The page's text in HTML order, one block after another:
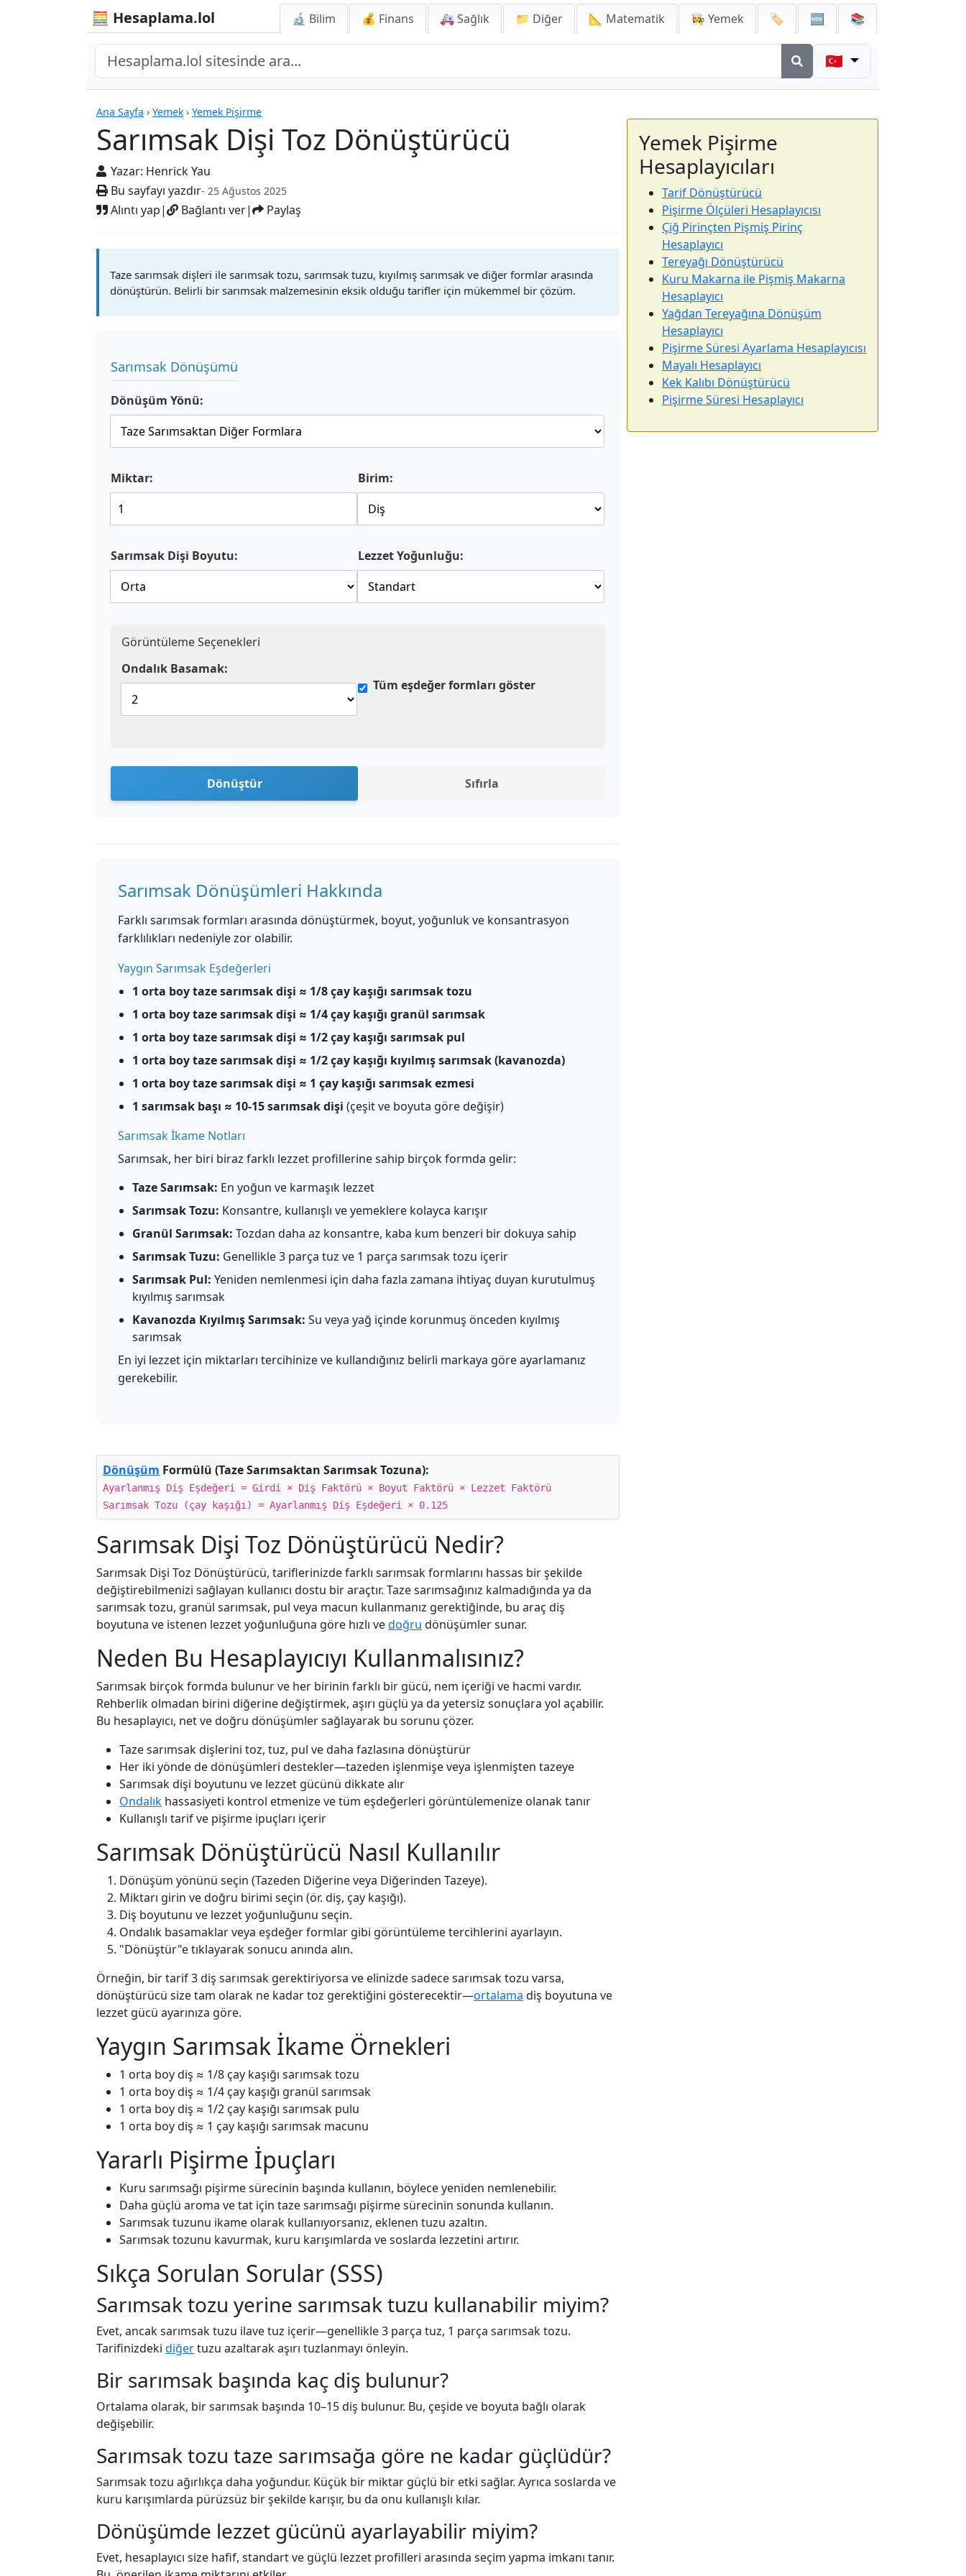
🧮 Hesaplama.lol 🔬 Bilim 💰 Finans 🚑 Sağlık 📁 Diğer 📐 Matematik 👩‍🍳 Yemek 🏷️ 🆕 📚
🇹🇷
Ana Sayfa › Yemek › Yemek Pişirme
Sarımsak Dişi Toz Dönüştürücü
Yazar: Henrick Yau
Bu sayfayı yazdır- 25 Ağustos 2025
Alıntı yap| Bağlantı ver| Paylaş
Hesap Makineleri
Taze sarımsak dişleri ile sarımsak tozu, sarımsak tuzu, kıyılmış sarımsak ve diğer formlar arasında
dönüştürün. Belirli bir sarımsak malzemesinin eksik olduğu tarifler için mükemmel bir çözüm.
Sarımsak Dönüşümü
Dönüşüm Yönü:
Miktar: Birim:
Sarımsak Dişi Boyutu: Lezzet Yoğunluğu:
Görüntüleme Seçenekleri
Ondalık Basamak:
Tüm eşdeğer formları göster
Dönüştür Sıfırla
Sarımsak Dönüşümleri Hakkında
Farklı sarımsak formları arasında dönüştürmek, boyut, yoğunluk ve konsantrasyon
farklılıkları nedeniyle zor olabilir.
Yaygın Sarımsak Eşdeğerleri
1 orta boy taze sarımsak dişi ≈ 1/8 çay kaşığı sarımsak tozu
1 orta boy taze sarımsak dişi ≈ 1/4 çay kaşığı granül sarımsak
1 orta boy taze sarımsak dişi ≈ 1/2 çay kaşığı sarımsak pul
1 orta boy taze sarımsak dişi ≈ 1/2 çay kaşığı kıyılmış sarımsak (kavanozda)
1 orta boy taze sarımsak dişi ≈ 1 çay kaşığı sarımsak ezmesi
1 sarımsak başı ≈ 10-15 sarımsak dişi (çeşit ve boyuta göre değişir)
Sarımsak İkame Notları
Sarımsak, her biri biraz farklı lezzet profillerine sahip birçok formda gelir:
Taze Sarımsak: En yoğun ve karmaşık lezzet
Sarımsak Tozu: Konsantre, kullanışlı ve yemeklere kolayca karışır
Granül Sarımsak: Tozdan daha az konsantre, kaba kum benzeri bir dokuya sahip
Sarımsak Tuzu: Genellikle 3 parça tuz ve 1 parça sarımsak tozu içerir
Sarımsak Pul: Yeniden nemlenmesi için daha fazla zamana ihtiyaç duyan kurutulmuş
kıyılmış sarımsak
Kavanozda Kıyılmış Sarımsak: Su veya yağ içinde korunmuş önceden kıyılmış
sarımsak
En iyi lezzet için miktarları tercihinize ve kullandığınız belirli markaya göre ayarlamanız
gerekebilir.
Dönüşüm Formülü (Taze Sarımsaktan Sarımsak Tozuna):
Ayarlanmış Diş Eşdeğeri = Girdi × Diş Faktörü × Boyut Faktörü × Lezzet Faktörü
Sarımsak Tozu (çay kaşığı) = Ayarlanmış Diş Eşdeğeri × 0.125
Sarımsak Dişi Toz Dönüştürücü Nedir?
Sarımsak Dişi Toz Dönüştürücü, tariflerinizde farklı sarımsak formlarını hassas bir şekilde
değiştirebilmenizi sağlayan kullanıcı dostu bir araçtır. Taze sarımsağınız kalmadığında ya da
sarımsak tozu, granül sarımsak, pul veya macun kullanmanız gerektiğinde, bu araç diş
boyutuna ve istenen lezzet yoğunluğuna göre hızlı vedoğru dönüşümler sunar.
Neden Bu Hesaplayıcıyı Kullanmalısınız?
Sarımsak birçok formda bulunur ve her birinin farklı bir gücü, nem içeriği ve hacmi vardır.
Rehberlik olmadan birini diğerine değiştirmek, aşırı güçlü ya da yetersiz sonuçlara yol açabilir.
Bu hesaplayıcı, net ve doğru dönüşümler sağlayarak bu sorunu çözer.
Taze sarımsak dişlerini toz, tuz, pul ve daha fazlasına dönüştürür
Her iki yönde de dönüşümleri destekler—tazeden işlenmişe veya işlenmişten tazeye
Sarımsak dişi boyutunu ve lezzet gücünü dikkate alır
Ondalık hassasiyeti kontrol etmenize ve tüm eşdeğerleri görüntülemenize olanak tanır
Kullanışlı tarif ve pişirme ipuçları içerir
Sarımsak Dönüştürücü Nasıl Kullanılır
Dönüşüm yönünü seçin (Tazeden Diğerine veya Diğerinden Tazeye).
Miktarı girin ve doğru birimi seçin (ör. diş, çay kaşığı).
Diş boyutunu ve lezzet yoğunluğunu seçin.
Ondalık basamaklar veya eşdeğer formlar gibi görüntüleme tercihlerini ayarlayın.
"Dönüştür"e tıklayarak sonucu anında alın.
Örneğin, bir tarif 3 diş sarımsak gerektiriyorsa ve elinizde sadece sarımsak tozu varsa,
dönüştürücü size tam olarak ne kadar toz gerektiğini gösterecektir—ortalama diş boyutuna ve
lezzet gücü ayarınıza göre.
Yaygın Sarımsak İkame Örnekleri
1 orta boy diş ≈ 1/8 çay kaşığı sarımsak tozu
1 orta boy diş ≈ 1/4 çay kaşığı granül sarımsak
1 orta boy diş ≈ 1/2 çay kaşığı sarımsak pulu
1 orta boy diş ≈ 1 çay kaşığı sarımsak macunu
Yararlı Pişirme İpuçları
Kuru sarımsağı pişirme sürecinin başında kullanın, böylece yeniden nemlenebilir.
Daha güçlü aroma ve tat için taze sarımsağı pişirme sürecinin sonunda kullanın.
Sarımsak tuzunu ikame olarak kullanıyorsanız, eklenen tuzu azaltın.
Sarımsak tozunu kavurmak, kuru karışımlarda ve soslarda lezzetini artırır.
Sıkça Sorulan Sorular (SSS)
Sarımsak tozu yerine sarımsak tuzu kullanabilir miyim?
Evet, ancak sarımsak tuzu ilave tuz içerir—genellikle 3 parça tuz, 1 parça sarımsak tozu.
Tarifinizdeki diğertuzu azaltarak aşırı tuzlanmayı önleyin.
Bir sarımsak başında kaç diş bulunur?
Ortalama olarak, bir sarımsak başında 10–15 diş bulunur. Bu, çeşide ve boyuta bağlı olarak
değişebilir.
Sarımsak tozu taze sarımsağa göre ne kadar güçlüdür?
Sarımsak tozu ağırlıkça daha yoğundur. Küçük bir miktar güçlü bir etki sağlar. Ayrıca soslarda ve
kuru karışımlarda pürüzsüz bir şekilde karışır, bu da onu kullanışlı kılar.
Dönüşümde lezzet gücünü ayarlayabilir miyim?
Evet, hesaplayıcı size hafif, standart ve güçlü lezzet profilleri arasında seçim yapma imkanı tanır.
Yemek Pişirme
Hesaplayıcıları
Tarif Dönüştürücü
Pişirme Ölçüleri Hesaplayıcısı
Çiğ Pirinçten Pişmiş Pirinç
Hesaplayıcı
Tereyağı Dönüştürücü
Kuru Makarna ile Pişmiş Makarna
Hesaplayıcı
Yağdan Tereyağına Dönüşüm
Hesaplayıcı
Pişirme Süresi Ayarlama Hesaplayıcısı
Mayalı Hesaplayıcı
Kek Kalıbı Dönüştürücü
Pişirme Süresi Hesaplayıcı